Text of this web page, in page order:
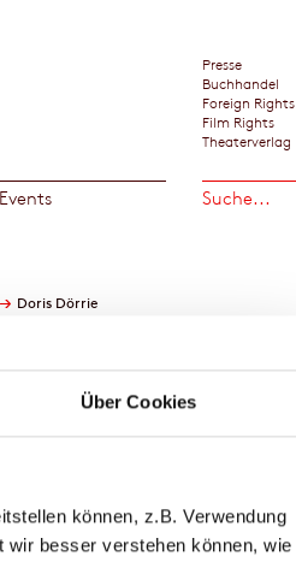
Über Cookies
können, z.B. Verwendung
wir besser verstehen können, wie
Presse
Buchhandel
Foreign Rights
Film Rights
Theaterverlag
Events
→ Doris Dörrie